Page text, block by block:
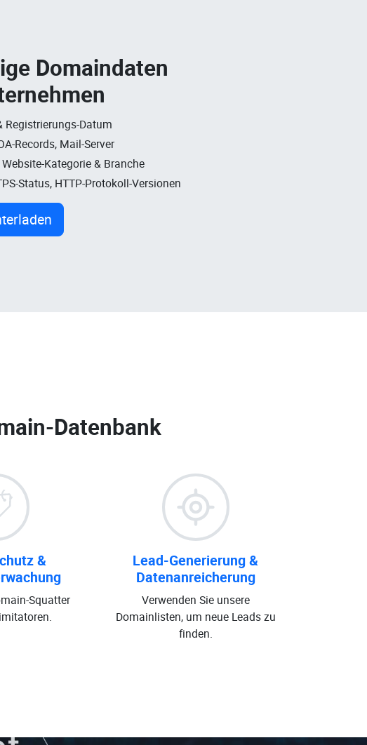
Domaindaten
Registrierungs-Datum
Records, Mail-Server
Kategorie & Branche
Status, HTTP-Protokoll-Versionen
Datenbank
&
Squatter
Lead-Generierung &
Datenanreicherung
Verwenden Sie unsere
Domainlisten, um neue Leads zu
finden.